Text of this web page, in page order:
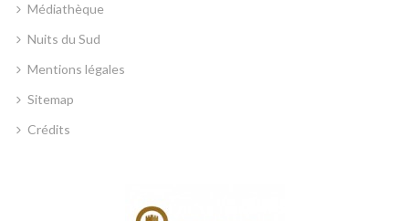
Médiathèque
Nuits du Sud
Mentions légales
Sitemap
Crédits